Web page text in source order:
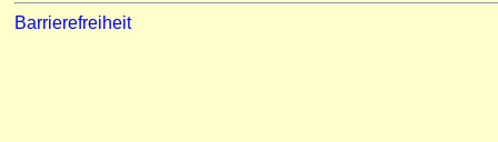
Barrierefreiheit